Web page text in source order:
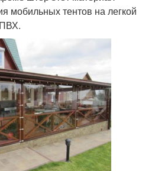
мобильных тентов на легкой